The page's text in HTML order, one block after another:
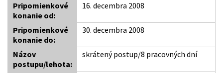
Pripomienkové
konanie od:
16. decembra 2008
Pripomienkové
konanie do:
30. decembra 2008
Názov
postupu/lehota:
skrátený postup/8 pracovných dní